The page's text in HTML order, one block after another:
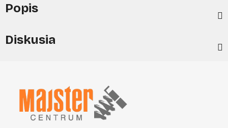
Popis
Diskusia